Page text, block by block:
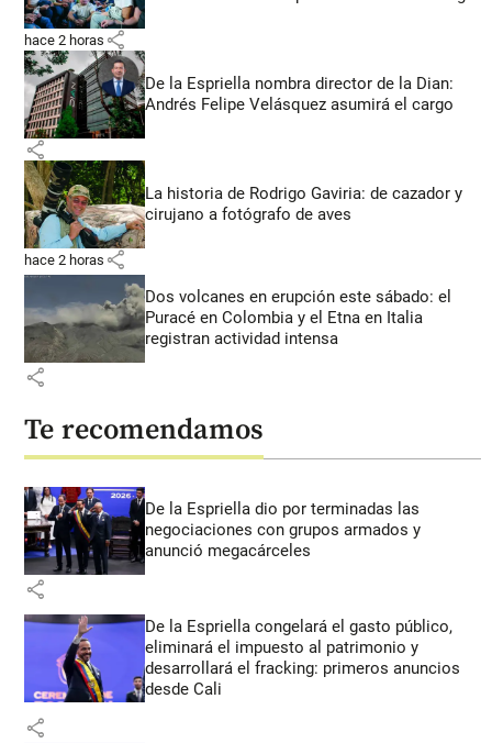
hace 2 horas share
De la Espriella nombra director de la Dian:
Andrés Felipe Velásquez asumirá el cargo
share
La historia de Rodrigo Gaviria: de cazador y
cirujano a fotógrafo de aves
hace 2 horas share
Dos volcanes en erupción este sábado: el
Puracé en Colombia y el Etna en Italia
registran actividad intensa
share
Te recomendamos
De la Espriella dio por terminadas las
negociaciones con grupos armados y
anunció megacárceles
share
De la Espriella congelará el gasto público,
eliminará el impuesto al patrimonio y
desarrollará el fracking: primeros anuncios
desde Cali
share